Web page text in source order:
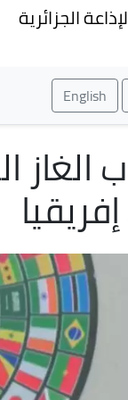
الجزائرية
English
الغاز